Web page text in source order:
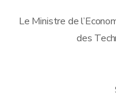
Le Ministre de
des